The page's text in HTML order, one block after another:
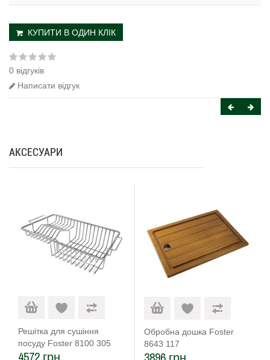
КУПИТИ В ОДИН КЛІК
0 відгуків
Написати відгук
АКСЕСУАРИ
Решітка для сушіння
посуду Foster 8100 305
4572 грн.
Обробна дошка Foster
8643 117